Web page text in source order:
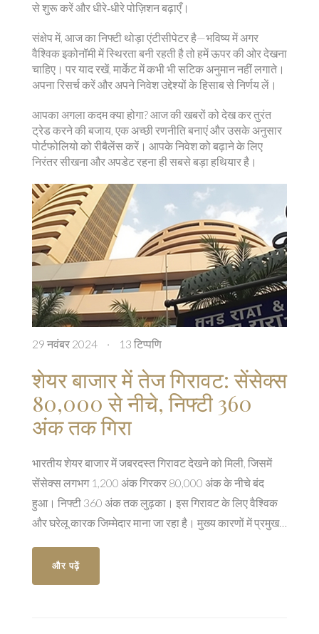
से शुरू करें और धीरे‑धीरे पोज़िशन बढ़ाएँ।
संक्षेप में, आज का निफ्टी थोड़ा एंटीसीपेटर है—भविष्य में अगर
वैश्विक इकोनॉमी में स्थिरता बनी रहती है तो हमें ऊपर की ओर देखना
चाहिए। पर याद रखें, मार्केट में कभी भी सटिक अनुमान नहीं लगाते।
अपना रिसर्च करें और अपने निवेश उद्देश्यों के हिसाब से निर्णय लें।
आपका अगला कदम क्या होगा? आज की खबरों को देख कर तुरंत
ट्रेड करने की बजाय, एक अच्छी रणनीति बनाएं और उसके अनुसार
पोर्टफोलियो को रीबैलेंस करें। आपके निवेश को बढ़ाने के लिए
निरंतर सीखना और अपडेट रहना ही सबसे बड़ा हथियार है।
29 नवंबर 2024 · 13 टिप्पणि
शेयर बाजार में तेज गिरावट: सेंसेक्स
80,000 से नीचे, निफ्टी 360
अंक तक गिरा
भारतीय शेयर बाजार में जबरदस्त गिरावट देखने को मिली, जिसमें
सेंसेक्स लगभग 1,200 अंक गिरकर 80,000 अंक के नीचे बंद
हुआ। निफ्टी 360 अंक तक लुढ़का। इस गिरावट के लिए वैश्विक
और घरेलू कारक जिम्मेदार माना जा रहा है। मुख्य कारणों में प्रमुख
शामिल हैं।
और पढ़ें